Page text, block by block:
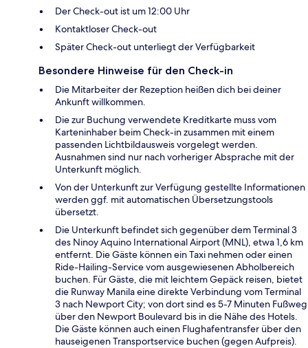
Der Check-out ist um 12:00 Uhr
Kontaktloser Check-out
Später Check-out unterliegt der Verfügbarkeit
Besondere Hinweise für den Check-in
Die Mitarbeiter der Rezeption heißen dich bei deiner
Ankunft willkommen.
Die zur Buchung verwendete Kreditkarte muss vom
Karteninhaber beim Check-in zusammen mit einem
passenden Lichtbildausweis vorgelegt werden.
Ausnahmen sind nur nach vorheriger Absprache mit der
Unterkunft möglich.
Von der Unterkunft zur Verfügung gestellte Informationen
werden ggf. mit automatischen Übersetzungstools
übersetzt.
Die Unterkunft befindet sich gegenüber dem Terminal 3
des Ninoy Aquino International Airport (MNL), etwa 1,6 km
entfernt. Die Gäste können ein Taxi nehmen oder einen
Ride-Hailing-Service vom ausgewiesenen Abholbereich
buchen. Für Gäste, die mit leichtem Gepäck reisen, bietet
die Runway Manila eine direkte Verbindung vom Terminal
3 nach Newport City; von dort sind es 5-7 Minuten Fußweg
über den Newport Boulevard bis in die Nähe des Hotels.
Die Gäste können auch einen Flughafentransfer über den
hauseigenen Transportservice buchen (gegen Aufpreis).